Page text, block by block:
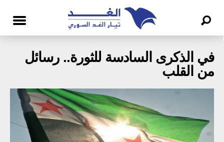
في الذكرى السادسة للثورة.. رسائل
من القلب